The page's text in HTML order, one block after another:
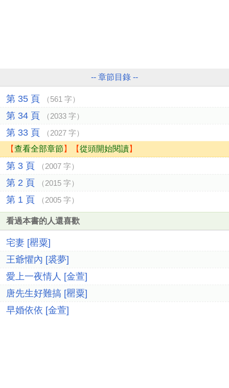
-- 章節目錄 --
第 35 頁 （561 字）
第 34 頁 （2033 字）
第 33 頁 （2027 字）
【查看全部章節 】【從頭開始閱讀】
第 3 頁 （2007 字）
第 2 頁 （2015 字）
第 1 頁 （2005 字）
看過本書的人還喜歡
宅妻 [罌粟]
王爺懼內 [裘夢]
愛上一夜情人 [金萱]
唐先生好難搞 [罌粟]
早婚依依 [金萱]